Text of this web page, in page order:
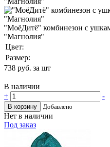
"МоёДитё" комбинезон с
"Магнолия"
Цвет:
Размер:
738 руб. за шт
В наличии
+
-
В корзину Добавлено
Нет в наличии
Под заказ